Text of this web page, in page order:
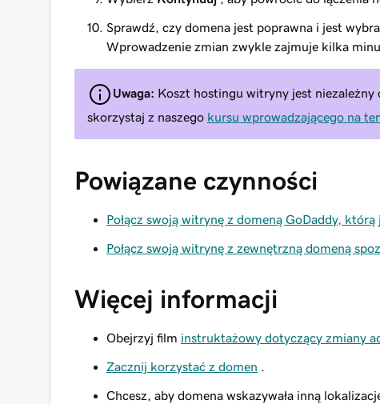
Sprawdź, czy domena jest poprawna i jest
Wprowadzenie zmian zwykle zajmuje kilka
Uwaga: Koszt hostingu witryny jest niezależny
skorzystaj z naszego kursu wprowadzającego na
Powiązane czynności
Połącz swoją witrynę z domeną GoDaddy, którą
Połącz swoją witrynę z zewnętrzną domeną
Więcej informacji
Obejrzyj film instruktażowy dotyczący zmiany
Zacznij korzystać z domen
Chcesz, aby domena wskazywała inną